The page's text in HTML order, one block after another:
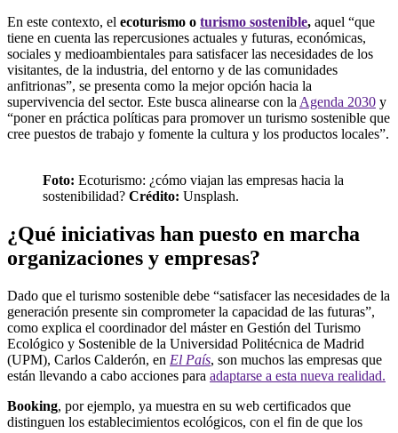
En este contexto, el ecoturismo o turismo sostenible, aquel “que
tiene en cuenta las repercusiones actuales y futuras, económicas,
sociales y medioambientales para satisfacer las necesidades de los
visitantes, de la industria, del entorno y de las comunidades
anfitrionas”, se presenta como la mejor opción hacia la
supervivencia del sector. Este busca alinearse con la Agenda 2030 y
“poner en práctica políticas para promover un turismo sostenible que
cree puestos de trabajo y fomente la cultura y los productos locales”.
Foto: Ecoturismo: ¿cómo viajan las empresas hacia la
sostenibilidad? Crédito: Unsplash.
¿Qué iniciativas han puesto en marcha
organizaciones y empresas?
Dado que el turismo sostenible debe “satisfacer las necesidades de la
generación presente sin comprometer la capacidad de las futuras”,
como explica el coordinador del máster en Gestión del Turismo
Ecológico y Sostenible de la Universidad Politécnica de Madrid
(UPM), Carlos Calderón, en El País, son muchos las empresas que
están llevando a cabo acciones para adaptarse a esta nueva realidad.
Booking, por ejemplo, ya muestra en su web certificados que
distinguen los establecimientos ecológicos, con el fin de que los